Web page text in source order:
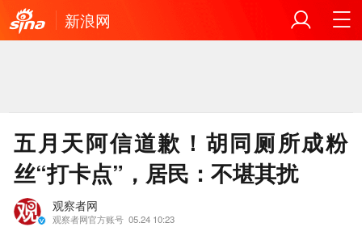
新浪网
五月天阿信道歉！胡同厕所成粉
丝“打卡点”，居民：不堪其扰
观察者网
观察者网官方账号 05.24 10:23